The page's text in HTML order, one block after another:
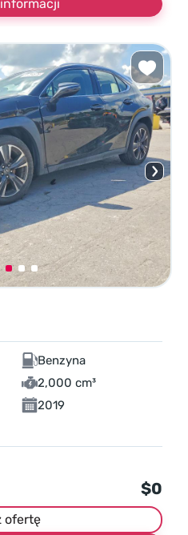
Benzyna
2,000 cm³
2019
$0
ofertę